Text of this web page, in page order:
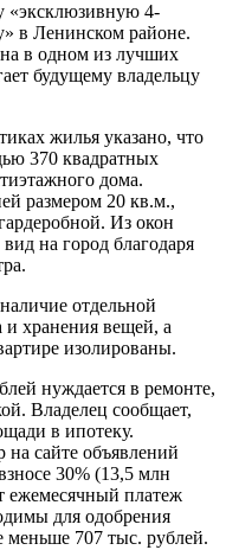
«эксклюзивную 4-
в Ленинском районе.
в одном из лучших
будущему владельцу
жилья указано, что
370 квадратных
дома.
размером 20 кв.м.,
Из окон
на город благодаря
отдельной
и хранения вещей, а
изолированы.
нуждается в ремонте,
Владелец сообщает,
в ипотеку.
сайте объявлений
30% (13,5 млн
ежемесячный платеж
для одобрения
меньше 707 тыс. рублей.